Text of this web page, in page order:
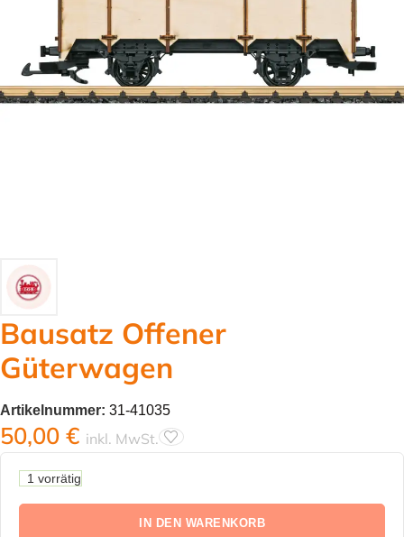
Bausatz Offener
Güterwagen
Artikelnummer: 31-41035
50,00 € inkl. MwSt.
1 vorrätig
IN DEN WARENKORB